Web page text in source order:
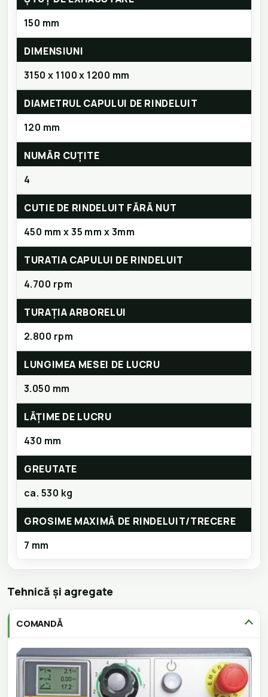
150 mm
DIMENSIUNI
3150 x 1100 x 1200 mm
DIAMETRUL CAPULUI DE RINDELUIT
120 mm
NUMĂR CUȚITE
4
CUTIE DE RINDELUIT FĂRĂ NUT
450 mm x 35 mm x 3mm
TURATIA CAPULUI DE RINDELUIT
4.700 rpm
TURAŢIA ARBORELUI
2.800 rpm
LUNGIMEA MESEI DE LUCRU
3.050 mm
LĂȚIME DE LUCRU
430 mm
GREUTATE
ca. 530 kg
GROSIME MAXIMĂ DE RINDELUIT/TRECERE
7 mm
Tehnică și agregate
COMANDĂ